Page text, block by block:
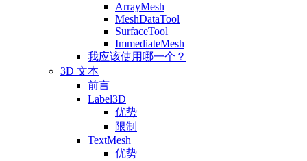
ArrayMesh
MeshDataTool
SurfaceTool
ImmediateMesh
我应该使用哪一个？
3D 文本
前言
Label3D
优势
限制
TextMesh
优势